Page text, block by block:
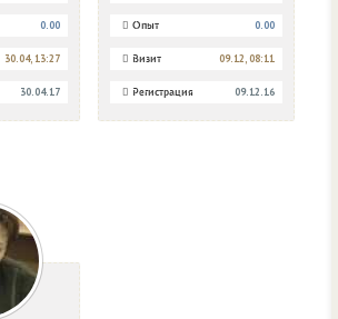
0.00
30.04, 13:27
30.04.17
Опыт 0.00
Визит 09.12, 08:11
Регистрация 09.12.16